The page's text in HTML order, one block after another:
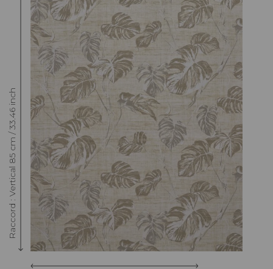
Raccord : Vertical 85 cm / 33.46 inch